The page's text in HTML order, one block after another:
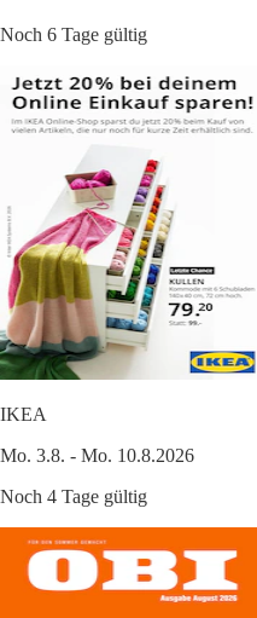
Noch 6 Tage gültig
IKEA
Mo. 3.8. - Mo. 10.8.2026
Noch 4 Tage gültig